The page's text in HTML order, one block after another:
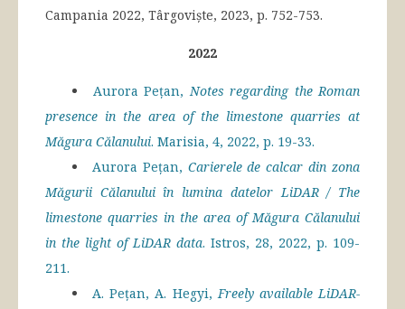
Campania 2022, Târgoviște, 2023, p. 752-753.
2022
Aurora Pețan,Notes regarding the Roman
presence in the area of the limestone quarries at
Măgura Călanului. Marisia, 4, 2022, p. 19-33.
Aurora Pețan, Carierele de calcar din zona
Măgurii Călanului în lumina datelor LiDAR / The
limestone quarries in the area of Măgura Călanului
in the light of LiDAR data. Istros, 28, 2022, p. 109-
211.
A. Pețan, A. Hegyi,Freely available LiDAR-